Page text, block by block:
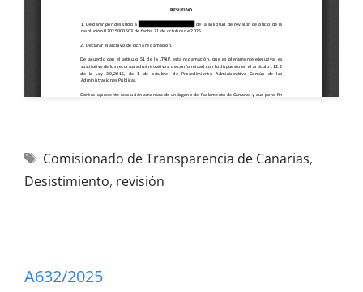
Comisionado de Transparencia de Canarias,
Desistimiento, revisión
A632/2025